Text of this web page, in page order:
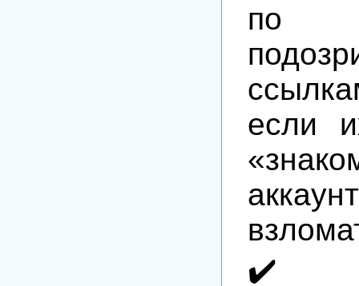
по
если
✔️